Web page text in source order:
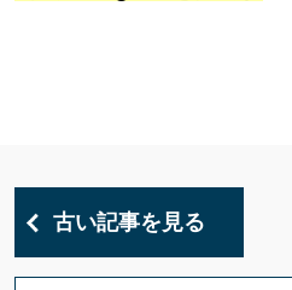
古い記事を見る